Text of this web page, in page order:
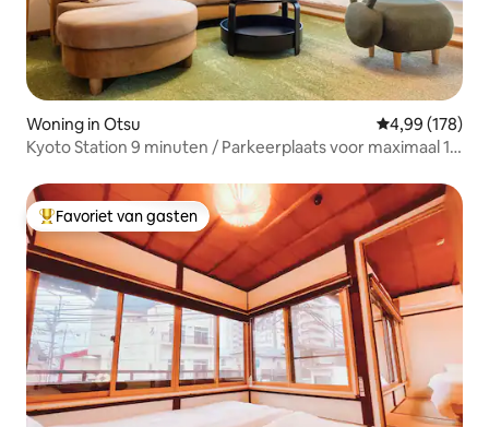
Woning in Otsu Gemiddelde
4,99 (178)
Kyoto Station 9 minuten / Parkeerplaats voor maximaal 10
slaapkamers / 5 minuten lopen naar het station / Kinderen
welkom / Groot vrijstaand huis / Toegankelijk voor
mindervaliden
Topfavoriet van gasten
Favoriet van gasten